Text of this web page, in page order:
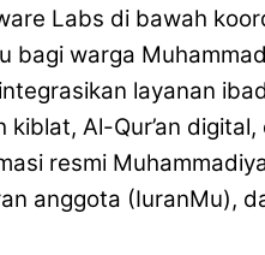
Labs di bawah
warga
layanan
Al-Qur’an
resmi
anggota (IuranMu),